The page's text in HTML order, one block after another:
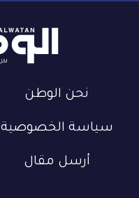
نحن الوطن
سياسة الخصوصية
أرسل مقال